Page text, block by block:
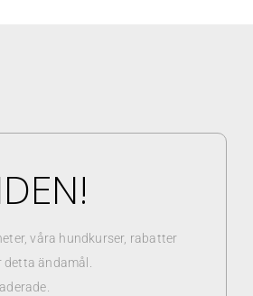
våra hundkurser, rabatter
ändamål.